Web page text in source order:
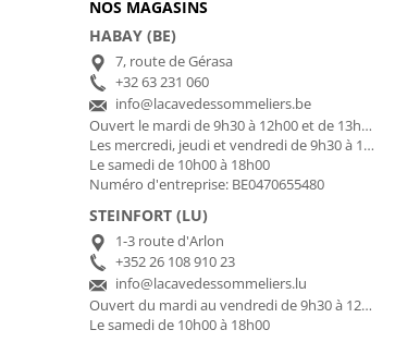
NOS MAGASINS
HABAY (BE)
7, route de Gérasa
+32 63 231 060
info@lacavedessommeliers.be
Ouvert le mardi de 9h30 à 12h00 et de 13h00 à 17h00
Les mercredi, jeudi et vendredi de 9h30 à 12h00 et de 13h00 à 18h30
Le samedi de 10h00 à 18h00
Numéro d'entreprise: BE0470655480
STEINFORT (LU)
1-3 route d'Arlon
+352 26 108 910 23
info@lacavedessommeliers.lu
Ouvert du mardi au vendredi de 9h30 à 12h00 et de 13h00 à 18h30
Le samedi de 10h00 à 18h00